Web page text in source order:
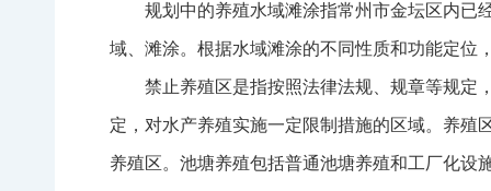
规划中的养殖水域滩涂指常州市金坛区内已
域、滩涂。根据水域滩涂的不同性质和功能定位
禁止养殖区是指按照法律法规、规章等规定
定，对水产养殖实施一定限制措施的区域。养殖
养殖区。池塘养殖包括普通池塘养殖和工厂化设